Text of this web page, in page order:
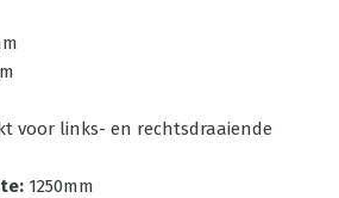
voor links- en rechtsdraaiende
: 1250mm